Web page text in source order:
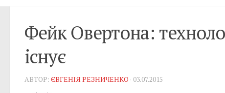
Фейк Овертона:
існує
АВТОР: ЄВГЕНІЯ РЕЗНИЧЕНКО · 03.07.2015